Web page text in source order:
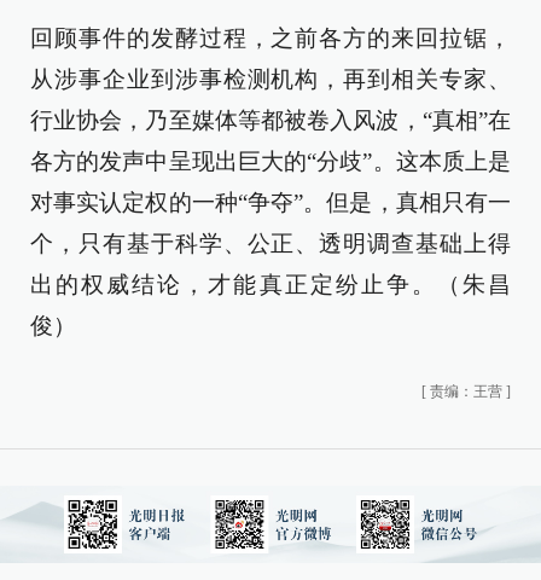
回顾事件的发酵过程，之前各方的来回拉锯，
从涉事企业到涉事检测机构，再到相关专家、
行业协会，乃至媒体等都被卷入风波，“真相”在
各方的发声中呈现出巨大的“分歧”。这本质上是
对事实认定权的一种“争夺”。但是，真相只有一
个，只有基于科学、公正、透明调查基础上得
出的权威结论，才能真正定纷止争。（朱昌
俊）
[ 责编：王营 ]